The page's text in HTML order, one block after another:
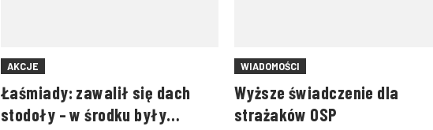
AKCJE
Łaśmiady: zawalił się dach
stodoły – w środku były
WIADOMOŚCI
Wyższe świadczenie dla
strażaków OSP